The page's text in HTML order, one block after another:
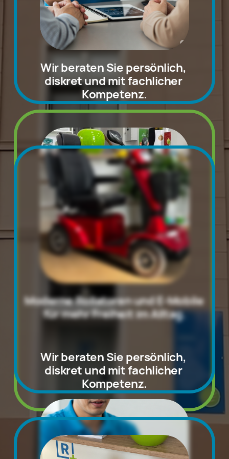
Wir beraten Sie persönlich,
diskret und mit fachlicher
Kompetenz.
Moderne Rollatoren und E-Mobile
für mehr Freiheit im Alltag.
Wir beraten Sie persönlich,
diskret und mit fachlicher
Kompetenz.